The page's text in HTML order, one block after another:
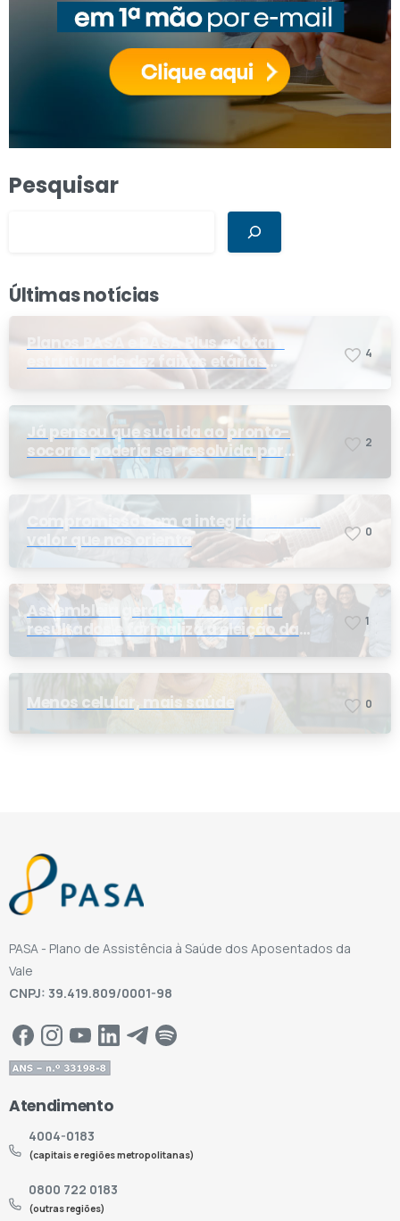
Pesquisar
Últimas notícias
Planos PASA e PASA Plus adotam
estrutura de dez faixas etárias
conforme exigência da ANS e do STF
4
Já pensou que sua ida ao pronto-
socorro poderia ser resolvida por
telemedicina?
2
Compromisso com a integridade: um
valor que nos orienta
0
Assembleia geral do PASA avalia
resultados e formaliza a eleição da
nova conselheira
1
Menos celular, mais saúde 0
PASA - Plano de Assistência à Saúde dos Aposentados da
Vale
CNPJ: 39.419.809/0001-98
Atendimento
4004-0183
(capitais e regiões metropolitanas)
0800 722 0183
(outras regiões)